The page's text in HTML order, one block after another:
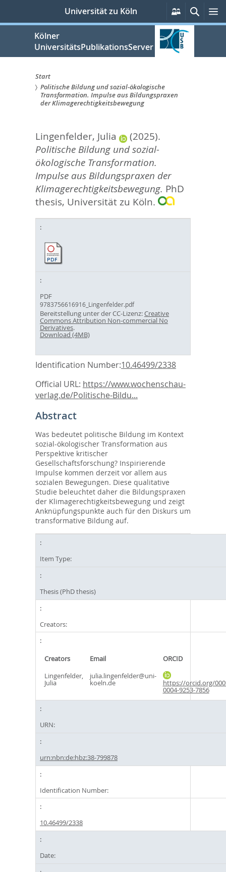
springen
Universität zu Köln
Persönliche
Services
Suche
Kölner
UniversitätsPublikationsServer
Sie
hier:
Start
Politische Bildung und sozial-ökologische
Transformation. Impulse aus Bildungspraxen
der Klimagerechtigkeitsbewegung
Lingenfelder, Julia
(2025).
Politische Bildung und sozial-
ökologische Transformation.
Impulse aus Bildungspraxen der
Klimagerechtigkeitsbewegung. PhD
thesis, Universität zu Köln.
PDF
9783756616916_Lingenfelder.pdf
Bereitstellung unter der CC-Lizenz:Creative
Commons Attribution Non-commercial No
Derivatives.
Download (4MB)
Identification Number:10.46499/2338
Official URL: https://www.wochenschau-
verlag.de/Politische-Bildu...
Abstract
Was bedeutet politische Bildung im Kontext
sozial-ökologischer Transformation aus
Perspektive kritischer
Gesellschaftsforschung? Inspirierende
Impulse kommen derzeit vor allem aus
sozialen Bewegungen. Diese qualitative
Studie beleuchtet daher die Bildungspraxen
der Klimagerechtigkeitsbewegung und zeigt
Anknüpfungspunkte auch für den Diskurs um
transformative Bildung auf.
Item Type:
Thesis (PhD thesis)
Creators:
Creators Email
ORCID
Lingenfelder,
Julia
julia.lingenfelder@uni-
koeln.de https://orcid.org/
0004-9253-7856
URN:
urn:nbn:de:hbz:38-799878
Identification Number:
10.46499/2338
Date: